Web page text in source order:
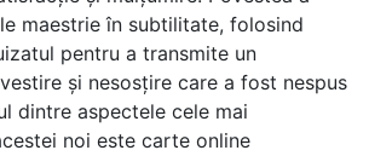
maestrie în subtilitate, folosind
pentru a transmite un
și nesosțire care a fost nespus
dintre aspectele cele mai
noi este carte online